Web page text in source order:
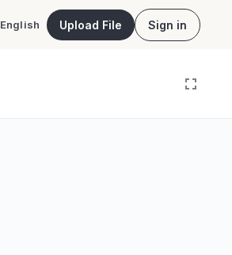
English Upload File Sign in